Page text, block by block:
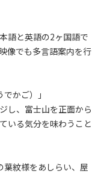
語と英語の2ヶ国語で
像でも多言語案内を行
かご）」
し、富士山を正面から
いる気分を味わうこと
紋様をあしらい、屋